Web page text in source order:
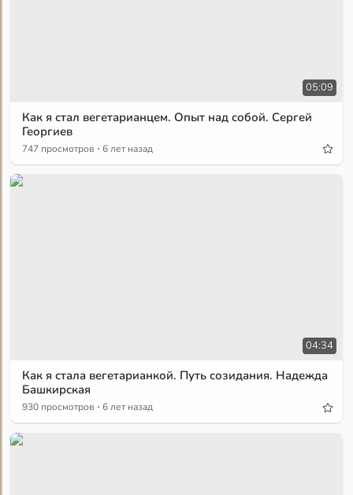
05:09
Как я стал вегетарианцем. Опыт над собой. Сергей
Георгиев
747 просмотров · 6 лет назад
04:34
Как я стала вегетарианкой. Путь созидания. Надежда
Башкирская
930 просмотров · 6 лет назад